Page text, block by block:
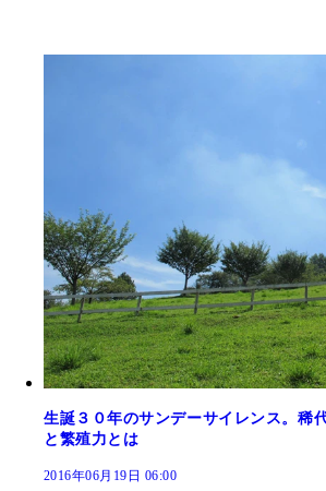
生誕３０年のサンデーサイレンス。稀
と繁殖力とは
2016年06月19日 06:00